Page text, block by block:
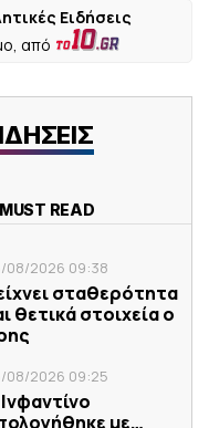
Ειδήσεις
από
MUST READ
08/2026 09:38
σταθερότητα
θετικά στοιχεία ο
08/2026 09:25
με…